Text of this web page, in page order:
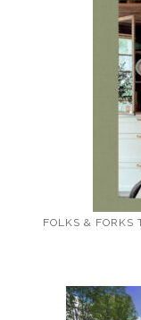
FOLKS & FORKS